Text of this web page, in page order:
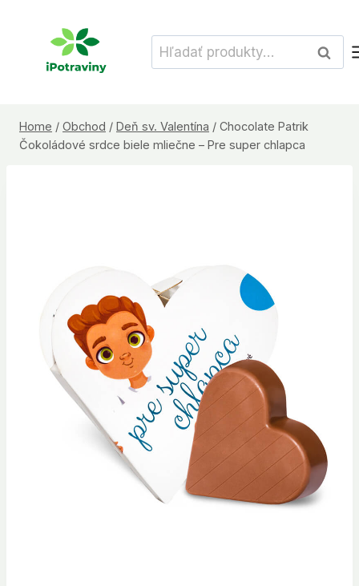
Hľadať:
Home / Obchod / Deň sv. Valentína / Chocolate Patrik
Čokoládové srdce biele mliečne – Pre super chlapca